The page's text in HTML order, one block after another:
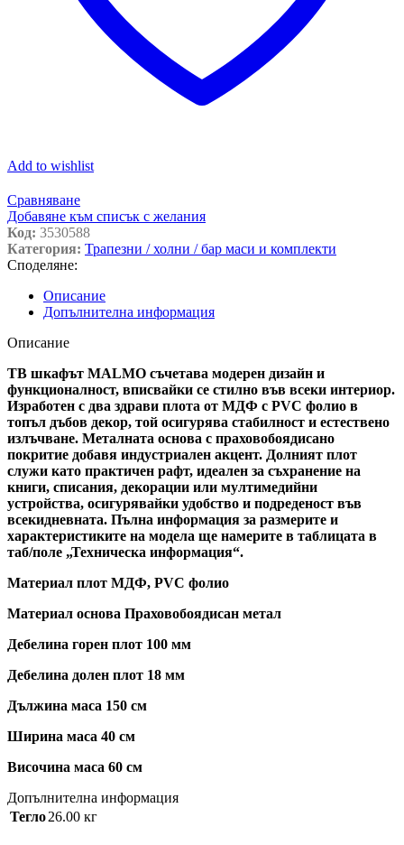
Add to wishlist
Сравняване
Добавяне към списък с желания
Код: 3530588
Категория: Трапезни / холни / бар маси и комплекти
Споделяне:
Описание
Допълнителна информация
Описание
ТВ шкафът MALMO съчетава модерен дизайн и
функционалност, вписвайки се стилно във всеки интериор.
Изработен с два здрави плота от МДФ с PVC фолио в
топъл дъбов декор, той осигурява стабилност и естествено
излъчване. Металната основа с праховобоядисано
покритие добавя индустриален акцент. Долният плот
служи като практичен рафт, идеален за съхранение на
книги, списания, декорации или мултимедийни
устройства, осигурявайки удобство и подреденост във
всекидневната. Пълна информация за размерите и
характеристиките на модела ще намерите в таблицата в
таб/поле „Техническа информация“.
Материал плот МДФ, PVC фолио
Материал основа Праховобоядисан метал
Дебелина горен плот 100 мм
Дебелина долен плот 18 мм
Дължина маса 150 см
Ширина маса 40 см
Височина маса 60 см
Допълнителна информация
Тегло26.00 кг